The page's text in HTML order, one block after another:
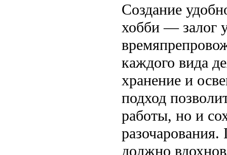
Создание
хобби — залог
каждого вида
хранение и
подход
работы, но и
должно